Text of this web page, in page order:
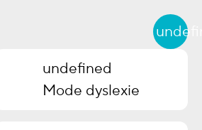
Qui sommes-nous ?
Contact
undefined
Mode dyslexie